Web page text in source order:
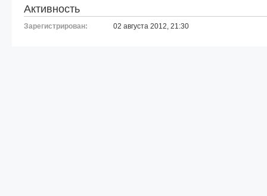
Активность
Зарегистрирован: 02 августа 2012, 21:30